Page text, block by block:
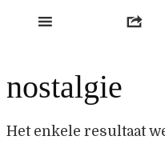
Kamiel Choi
nostalgie
Het enkele resultaat